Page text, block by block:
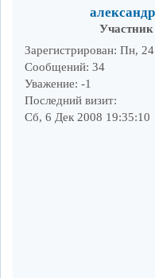
Участник
Зарегистрирован: Пн,
Сообщений: 34
Уважение: -1
Последний визит:
Сб, 6 Дек 2008 19:35:10